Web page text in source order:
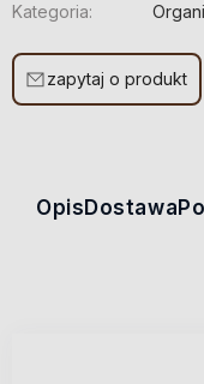
Kategoria:
zapytaj o produkt
Opis Dostawa